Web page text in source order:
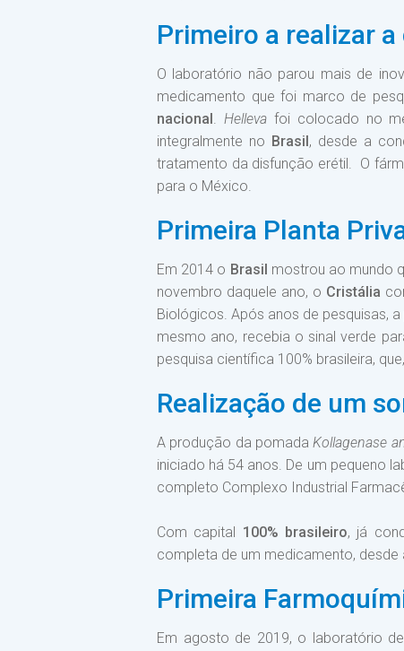
Primeiro a realizar
O laboratório não parou mais de
medicamento que foi marco de
nacional. Hellevafoi colocado no
integralmente no Brasil, desde a
tratamento da disfunção erétil. O
para o México.
Primeira Planta
Em 2014 o Brasil mostrou ao mundo
novembro daquele ano, o Cristália
Biológicos. Após anos de pesquisas,
mesmo ano, recebia o sinal verde
pesquisa científica 100% brasileira,
Realização de um
A produção da pomadaKollagenase
iniciado há 54 anos. De um pequeno
completo Complexo Industrial
Com capital 100% brasileiro, já
completa de um medicamento,
Primeira
Em agosto de 2019, o laboratório